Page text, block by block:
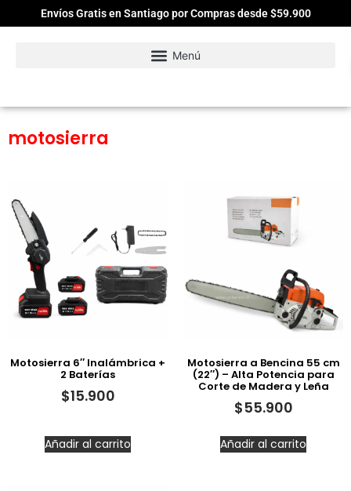
Envíos Gratis en Santiago por Compras desde $59.900
motosierra
Motosierra 6″ Inalámbrica +
2 Baterías
$15.900
Añadir al carrito
Motosierra a Bencina 55 cm
(22″) – Alta Potencia para
Corte de Madera y Leña
$55.900
Añadir al carrito